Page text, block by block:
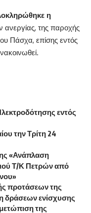
η
της παροχής
Πάσχα, επίσης εντός
εντός
την Τρίτη 24
«Ανάπλαση
Τ/Κ Πετρών από
προτάσεων της
δράσεων ενίσχυσης
της